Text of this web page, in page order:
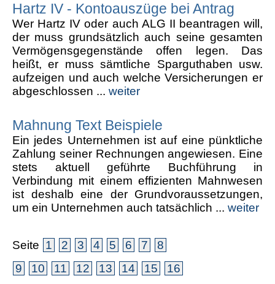
Hartz IV - Kontoauszüge bei Antrag
Wer Hartz IV oder auch ALG II beantragen will,
der muss grundsätzlich auch seine gesamten
Vermögensgegenstände offen legen. Das
heißt, er muss sämtliche Sparguthaben usw.
aufzeigen und auch welche Versicherungen er
abgeschlossen ... weiter
Mahnung Text Beispiele
Ein jedes Unternehmen ist auf eine pünktliche
Zahlung seiner Rechnungen angewiesen. Eine
stets aktuell geführte Buchführung in
Verbindung mit einem effizienten Mahnwesen
ist deshalb eine der Grundvoraussetzungen,
um ein Unternehmen auch tatsächlich ... weiter
Seite 1 2 3 4 5 6 7
8
9
10 11 12 13 14 15
16